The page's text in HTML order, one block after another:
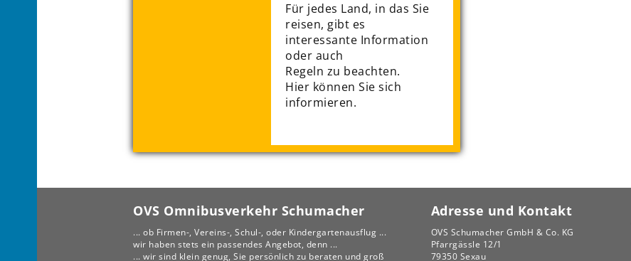
Für jedes Land, in das Sie
reisen, gibt es
interessante Information
oder auch
Regeln zu beachten.
Hier können Sie sich
informieren.
OVS Omnibusverkehr Schumacher
... ob Firmen-, Vereins-, Schul-, oder Kindergartenausflug ...
wir haben stets ein passendes Angebot, denn ...
... wir sind klein genug, Sie persönlich zu beraten und groß
Adresse und Kontakt
OVS Schumacher GmbH & Co. KG
Pfarrgässle 12/1
79350 Sexau